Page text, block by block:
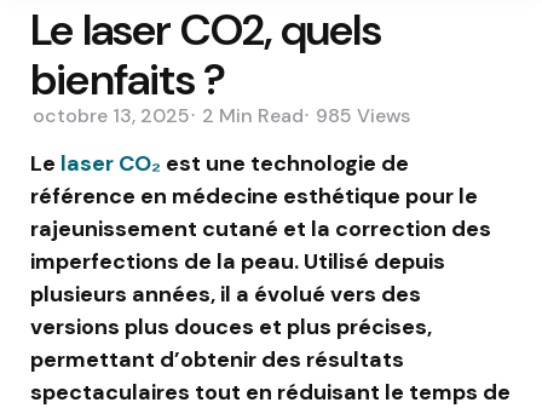
Le laser CO2, quels
bienfaits ?
octobre 13, 2025 2 Min Read 985 Views
Le laser CO₂ est une technologie de
référence en médecine esthétique pour le
rajeunissement cutané et la correction des
imperfections de la peau. Utilisé depuis
plusieurs années, il a évolué vers des
versions plus douces et plus précises,
permettant d’obtenir des résultats
spectaculaires tout en réduisant le temps de